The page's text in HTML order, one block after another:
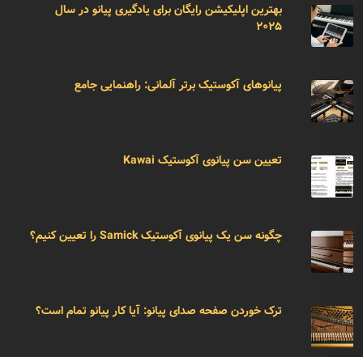
بهترین اپلیکیشن رایگان برای یادگیری پیانو در سال
۲۰۲۵
پیانوهای آکوستیک برتر آلمانی: راهنمایی جامع
تعیین سن پیانوی آکوستیک Kawai
چگونه سن یک پیانوی آکوستیک Samick را تعیین کنیم؟
ترک خوردن صفحه صدای پیانو: آیا کار پیانو تمام است؟